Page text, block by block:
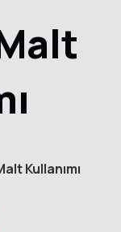
Kullanımı